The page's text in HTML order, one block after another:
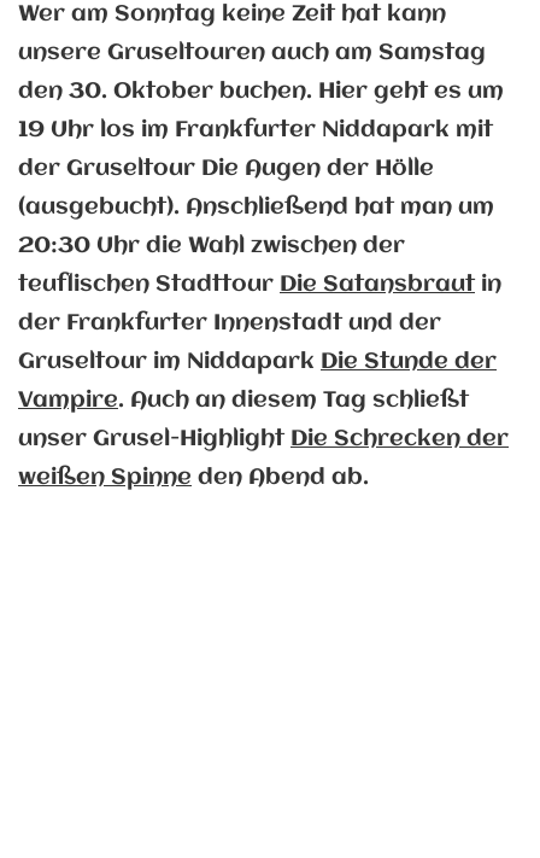
Wer am Sonntag keine Zeit hat kann
unsere Gruseltouren auch am Samstag
den 30. Oktober buchen. Hier geht es um
19 Uhr los im Frankfurter Niddapark mit
der Gruseltour Die Augen der Hölle
(ausgebucht). Anschließend hat man um
20:30 Uhr die Wahl zwischen der
teuflischen Stadttour Die Satansbrautin
der Frankfurter Innenstadt und der
Gruseltour im Niddapark Die Stunde der
Vampire. Auch an diesem Tag schließt
unser Grusel-Highlight Die Schrecken der
weißen Spinne den Abend ab.